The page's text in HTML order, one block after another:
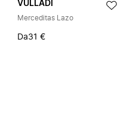
VULLADI
Merceditas Lazo
Da31 €